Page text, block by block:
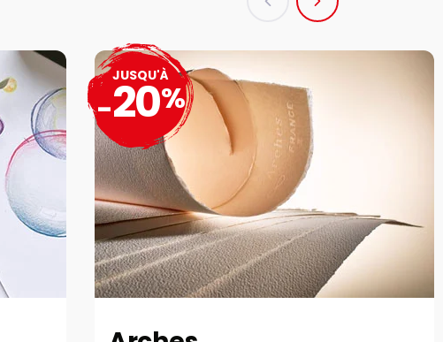
JUSQU'À
-20%